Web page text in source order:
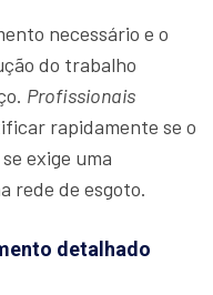
necessário e o
do trabalho
Profissionais
rapidamente se o
exige uma
rede de esgoto.
detalhado